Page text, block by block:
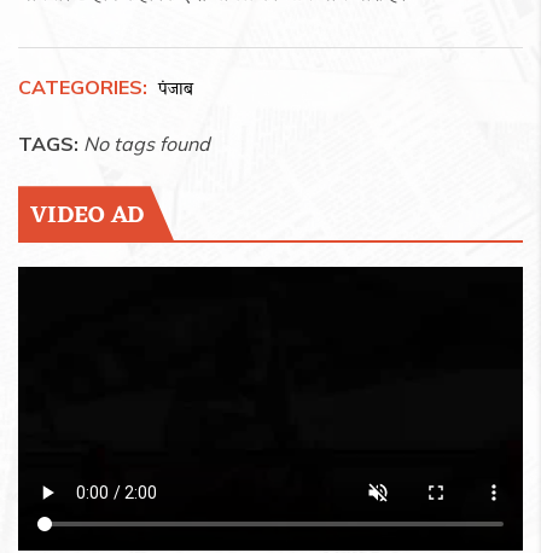
CATEGORIES: पंजाब
TAGS: No tags found
VIDEO AD